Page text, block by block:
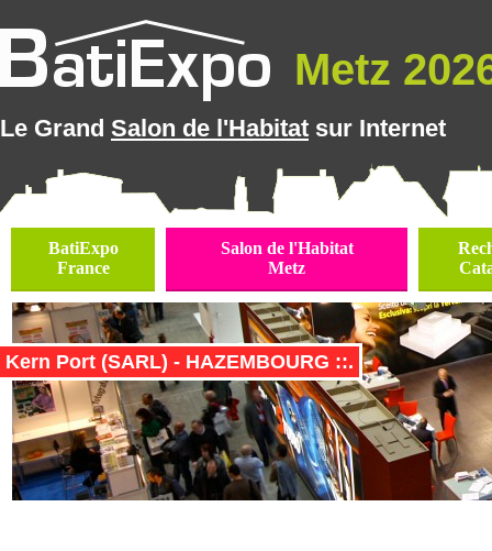
Metz
Le Grand Salon de l'Habitat sur Internet
BatiExpo
France
Salon de l'Habitat
Metz
Kern Port (SARL) - HAZEMBOURG ::.